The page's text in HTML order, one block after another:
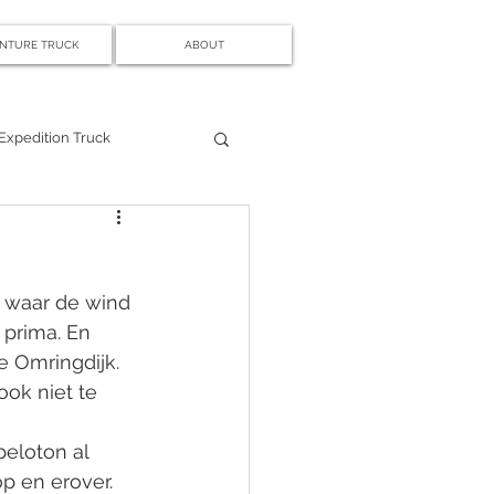
TRUCK ABOUT
Expedition Truck
de wind
En
Omringdijk.
niet te
al
en erover.